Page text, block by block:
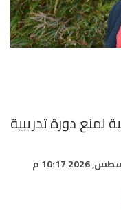
لمنع دورة تدريبية